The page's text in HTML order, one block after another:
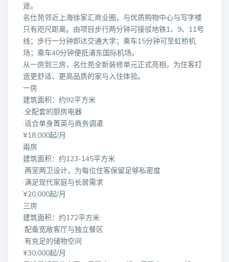
途。
名仕苑邻近上海徐家汇商业圈，与优质购物中心与写字楼
只有咫尺距离。由项目步行两分钟可接驳地铁1、9、11号
线；步行一分钟即达交通大学；乘车15分钟可至虹桥机
场；乘车40分钟便抵浦东国际机场。
从一房到三房，名仕苑全新装修单元正式亮相，为住客打
造更舒适、更高品质的家与入住体验。
一房
建筑面积：约92平方米
·全配套的厨房电器
·适合单身菁英与商务调遣
¥18,000起/月
兩房
建筑面积：约123-145平方米
·两室两卫设计，为每位住客保留足够私密度
·满足现代家庭与长居需求
¥20,000起/月
三房
建筑面积：约172平方米
·配备宽敞客厅与独立餐区
·有充足的储物空间
¥30,000起/月